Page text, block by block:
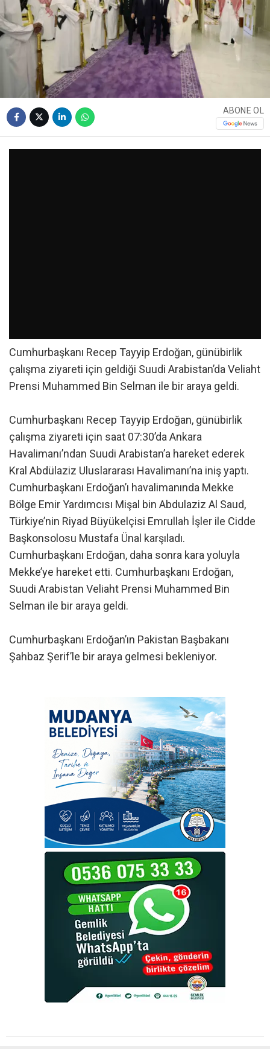
ABONE OL
Cumhurbaşkanı Recep Tayyip Erdoğan, günübirlik
çalışma ziyareti için geldiği Suudi Arabistan’da Veliaht
Prensi Muhammed Bin Selman ile bir araya geldi.
Cumhurbaşkanı Recep Tayyip Erdoğan, günübirlik
çalışma ziyareti için saat 07:30’da Ankara
Havalimanı’ndan Suudi Arabistan’a hareket ederek
Kral Abdülaziz Uluslararası Havalimanı’na iniş yaptı.
Cumhurbaşkanı Erdoğan’ı havalimanında Mekke
Bölge Emir Yardımcısı Mişal bin Abdulaziz Al Saud,
Türkiye’nin Riyad Büyükelçisi Emrullah İşler ile Cidde
Başkonsolosu Mustafa Ünal karşıladı.
Cumhurbaşkanı Erdoğan, daha sonra kara yoluyla
Mekke’ye hareket etti. Cumhurbaşkanı Erdoğan,
Suudi Arabistan Veliaht Prensi Muhammed Bin
Selman ile bir araya geldi.
Cumhurbaşkanı Erdoğan’ın Pakistan Başbakanı
Şahbaz Şerif’le bir araya gelmesi bekleniyor.